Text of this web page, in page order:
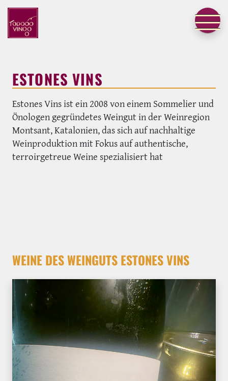
ESTONES VINS
Estones Vins ist ein 2008 von einem Sommelier und
Önologen gegründetes Weingut in der Weinregion
Montsant, Katalonien, das sich auf nachhaltige
Weinproduktion mit Fokus auf authentische,
terroirgetreue Weine spezialisiert hat
WEINE DES WEINGUTS ESTONES VINS